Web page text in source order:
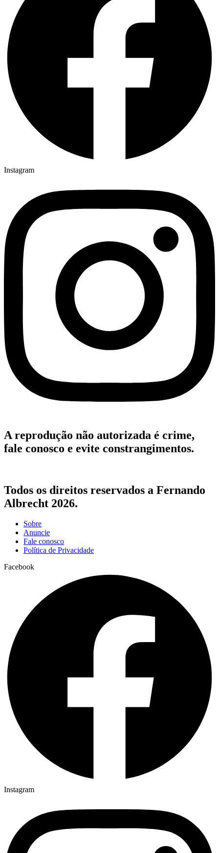
Instagram
A reprodução não autorizada é crime,
fale conosco e evite constrangimentos.
Todos os direitos reservados a Fernando
Albrecht 2026.
Sobre
Anuncie
Fale conosco
Política de Privacidade
Facebook
Instagram